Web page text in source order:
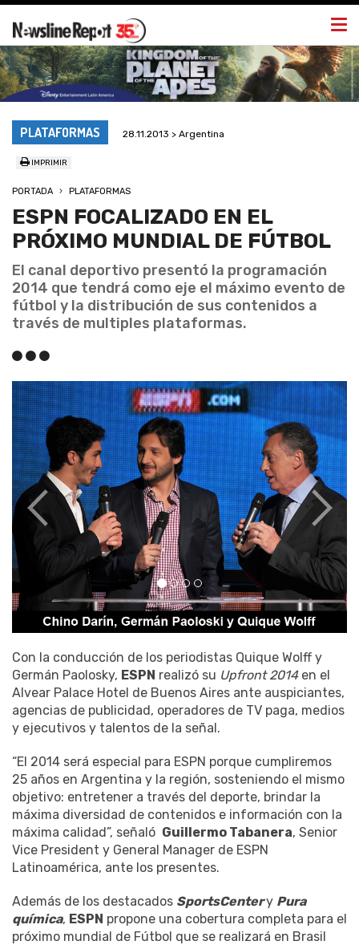
PLATAFORMAS 28.11.2013 > Argentina
IMPRIMIR
PORTADA PLATAFORMAS
ESPN FOCALIZADO EN EL
PRÓXIMO MUNDIAL DE FÚTBOL
El canal deportivo presentó la programación
2014 que tendrá como eje el máximo evento de
fútbol y la distribución de sus contenidos a
través de multiples plataformas.
Con la conducción de los periodistas Quique Wolff y
Germán Paolosky, ESPN realizó su Upfront 2014en el
Alvear Palace Hotel de Buenos Aires ante auspiciantes,
agencias de publicidad, operadores de TV paga, medios
y ejecutivos y talentos de la señal.
“El 2014 será especial para ESPN porque cumpliremos
25 años en Argentina y la región, sosteniendo el mismo
objetivo: entretener a través del deporte, brindar la
máxima diversidad de contenidos e información con la
máxima calidad”, señaló Guillermo Tabanera, Senior
Vice President y General Manager de ESPN
Latinoamérica, ante los presentes.
Además de los destacados SportsCentery Pura
química, ESPN propone una cobertura completa para el
próximo mundial de Fútbol que se realizará en Brasil